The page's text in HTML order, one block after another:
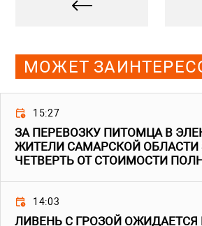
МОЖЕТ
15:27
ЗА ПЕРЕВОЗКУ ПИТОМЦА В
ЖИТЕЛИ САМАРСКОЙ ОБЛАСТИ
ЧЕТВЕРТЬ ОТ СТОИМОСТИ
14:03
ЛИВЕНЬ С ГРОЗОЙ